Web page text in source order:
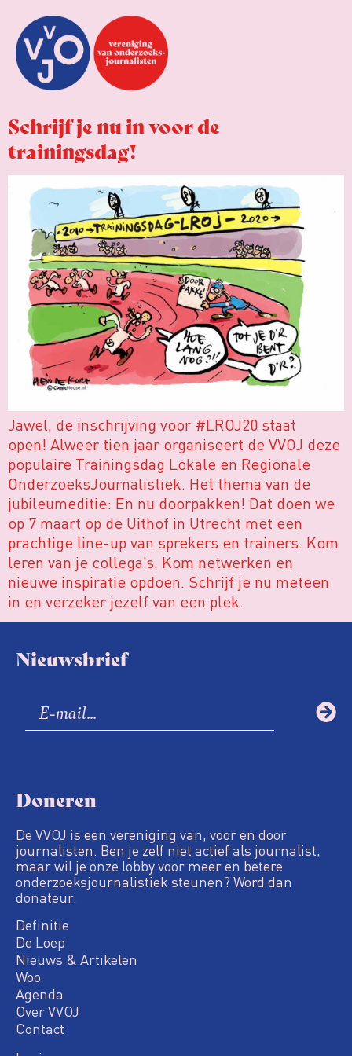
Schrijf je nu in voor de
trainingsdag!
Jawel, de inschrijving voor #LROJ20 staat
open! Alweer tien jaar organiseert de VVOJ deze
populaire Trainingsdag Lokale en Regionale
OnderzoeksJournalistiek. Het thema van de
jubileumeditie: En nu doorpakken! Dat doen we
op 7 maart op de Uithof in Utrecht met een
prachtige line-up van sprekers en trainers. Kom
leren van je collega’s. Kom netwerken en
nieuwe inspiratie opdoen. Schrijf je nu meteen
in en verzeker jezelf van een plek.
Nieuwsbrief
Doneren
De VVOJ is een vereniging van, voor en door
journalisten. Ben je zelf niet actief als journalist,
maar wil je onze lobby voor meer en betere
onderzoeksjournalistiek steunen? Word dan
donateur.
Definitie
De Loep
Nieuws & Artikelen
Woo
Agenda
Over VVOJ
Contact